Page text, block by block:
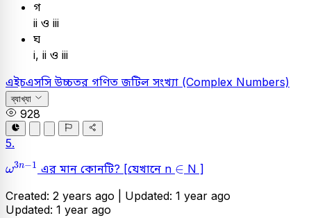
গ
ii ও iii
ঘ
i, ii ও iii
এইচএসসিউচ্চতর গণিতজটিল সংখ্যা (Complex Numbers)
ব্যাখ্যা
928
5.
ω3n−1
ω3n- এর মান কোনটি? [যেখানে n ∈
∈ N ]
Created: 2 years ago | Updated: 1 year ago
Updated: 1 year ago